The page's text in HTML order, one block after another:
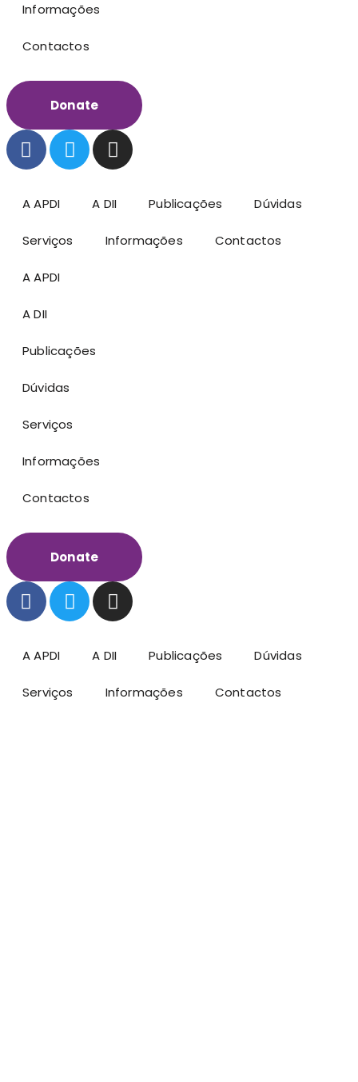
Informações
Contactos
Donate
A APDI A DII Publicações Dúvidas
Serviços Informações Contactos
A APDI
A DII
Publicações
Dúvidas
Serviços
Informações
Contactos
Donate
A APDI A DII Publicações Dúvidas
Serviços Informações Contactos